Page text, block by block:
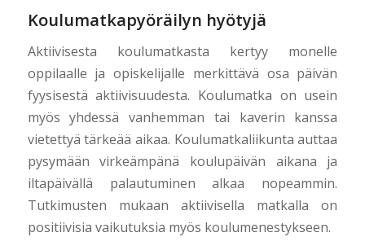
Koulumatkapyöräilyn hyötyjä
Aktiivisesta koulumatkasta kertyy monelle
oppilaalle ja opiskelijalle merkittävä osa päivän
fyysisestä aktiivisuudesta. Koulumatka on usein
myös yhdessä vanhemman tai kaverin kanssa
vietettyä tärkeää aikaa. Koulumatkaliikunta auttaa
pysymään virkeämpänä koulupäivän aikana ja
iltapäivällä palautuminen alkaa nopeammin.
Tutkimusten mukaan aktiivisella matkalla on
positiivisia vaikutuksia myös koulumenestykseen.